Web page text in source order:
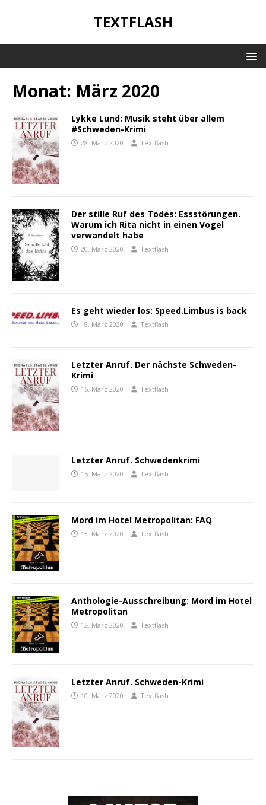
TEXTFLASH
Monat: März 2020
Lykke Lund: Musik steht über allem
#Schweden-Krimi
28. März 2020 Textflash
Der stille Ruf des Todes: Essstörungen.
Warum ich Rita nicht in einen Vogel
verwandelt habe
20. März 2020 Textflash
Es geht wieder los: Speed.Limbus is back
18. März 2020 Textflash
Letzter Anruf. Der nächste Schweden-
Krimi
16. März 2020 Textflash
Letzter Anruf. Schwedenkrimi
15. März 2020 Textflash
Mord im Hotel Metropolitan: FAQ
13. März 2020 Textflash
Anthologie-Ausschreibung: Mord im Hotel
Metropolitan
12. März 2020 Textflash
Letzter Anruf. Schweden-Krimi
10. März 2020 Textflash